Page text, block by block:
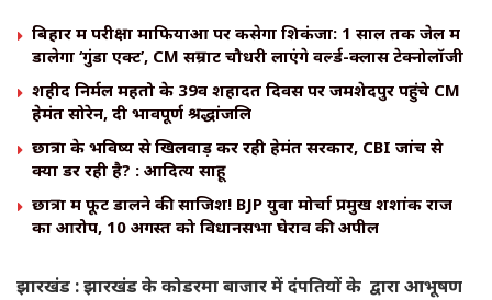
बिहार में परीक्षा माफियाओं पर कसेगा शिकंजा: 1 साल तक जेल में
डालेगा ‘गुंडा एक्ट’, CM सम्राट चौधरी लाएंगे वर्ल्ड-क्लास टेक्नोलॉजी
शहीद निर्मल महतो के 39वें शहादत दिवस पर जमशेदपुर पहुंचे CM
हेमंत सोरेन, दी भावपूर्ण श्रद्धांजलि
छात्रों के भविष्य से खिलवाड़ कर रही हेमंत सरकार, CBI जांच से
क्यों डर रही है? : आदित्य साहू
छात्रों में फूट डालने की साजिश! BJP युवा मोर्चा प्रमुख शशांक राज
का आरोप, 10 अगस्त को विधानसभा घेराव की अपील
झारखंड : झारखंड के कोडरमा बाजार में दंपतियों के द्वारा आभूषण